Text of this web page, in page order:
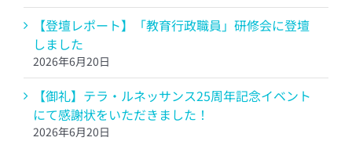
【登壇レポート】「教育行政職員」研修会に登壇
しました
2026年6月20日
【御礼】テラ・ルネッサンス25周年記念イベント
にて感謝状をいただきました！
2026年6月20日